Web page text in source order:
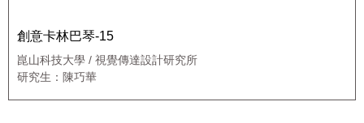
創意卡林巴琴-15
崑山科技大學 / 視覺傳達設計研究所
研究生：陳巧華